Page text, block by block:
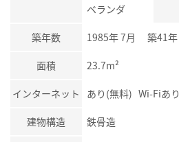
ベランダ
築年数 1985年 7月 築41年
面積 23.7m²
インターネット あり(無料) Wi-Fiあり
建物構造 鉄骨造